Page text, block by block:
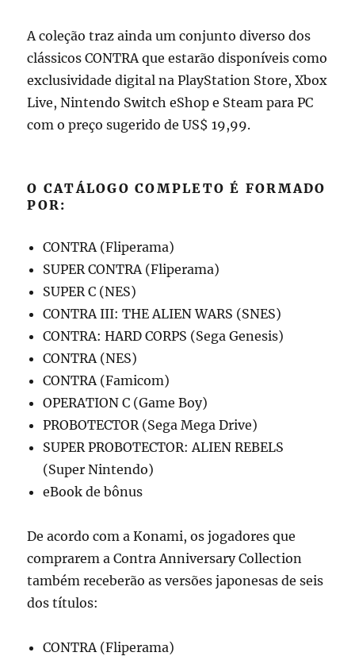
A coleção traz ainda um conjunto diverso dos
clássicos CONTRA que estarão disponíveis como
exclusividade digital na PlayStation Store, Xbox
Live, Nintendo Switch eShop e Steam para PC
com o preço sugerido de US$ 19,99.
O CATÁLOGO COMPLETO É FORMADO
POR:
CONTRA (Fliperama)
SUPER CONTRA (Fliperama)
SUPER C (NES)
CONTRA III: THE ALIEN WARS (SNES)
CONTRA: HARD CORPS (Sega Genesis)
CONTRA (NES)
CONTRA (Famicom)
OPERATION C (Game Boy)
PROBOTECTOR (Sega Mega Drive)
SUPER PROBOTECTOR: ALIEN REBELS
(Super Nintendo)
eBook de bônus
De acordo com a Konami, os jogadores que
comprarem a Contra Anniversary Collection
também receberão as versões japonesas de seis
dos títulos:
CONTRA (Fliperama)